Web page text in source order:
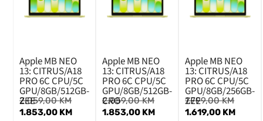
Apple MB NEO
13: CITRUS/A18
PRO 6C CPU/5C
GPU/8GB/512GB-
ZEE
2.059,00KM
1.853,00 KM
Apple MB NEO
13: CITRUS/A18
PRO 6C CPU/5C
GPU/8GB/512GB-
CRO
2.059,00KM
1.853,00 KM
Apple MB NEO
13: CITRUS/A18
PRO 6C CPU/5C
GPU/8GB/256GB-
ZEE
1.799,00KM
1.619,00 KM